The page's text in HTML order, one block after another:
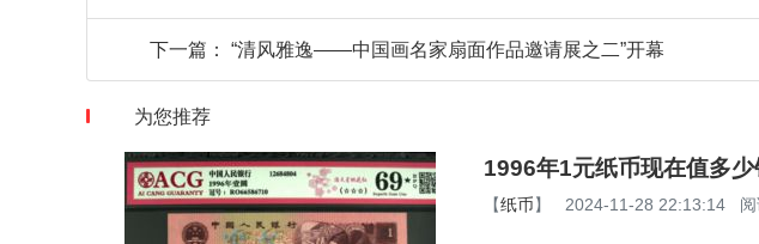
下一篇： “清风雅逸——中国画名家扇面作品邀请展之二”开幕
为您推荐
1996年1元纸币现在值多
【纸币】 2024-11-28 22:13:14